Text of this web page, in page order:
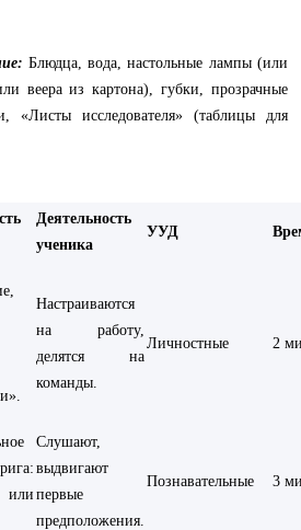
Блюдца, вода, настольные лампы (или
веера из картона), губки, прозрачные
«Листы исследователя» (таблицы для
Деятельность
ученика
УУД
Настраиваются
на работу,
делятся на
команды.
Личностные 2
Слушают,
выдвигают
первые
предположения.
Познавательные 3